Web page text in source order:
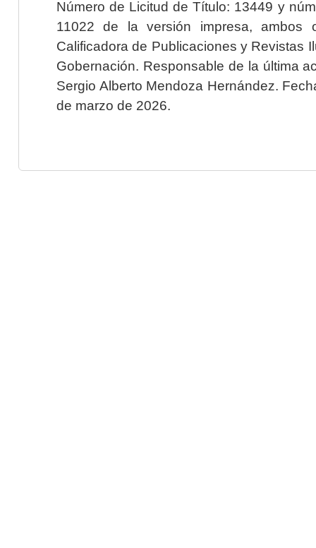
Número de Licitud de Título: 13449 y
11022 de la versión impresa, ambos
Calificadora de Publicaciones y Revistas
Gobernación. Responsable de la última
Sergio Alberto Mendoza Hernández.
de marzo de 2026.